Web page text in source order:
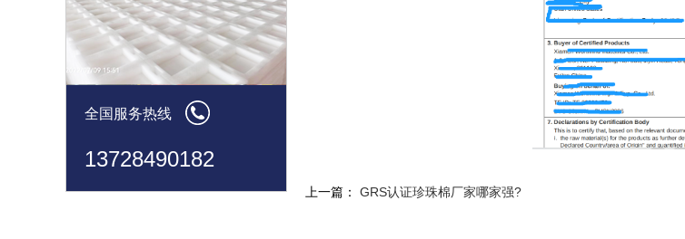
全国服务热线
13728490182
上一篇： GRS认证珍珠棉厂家哪家强?